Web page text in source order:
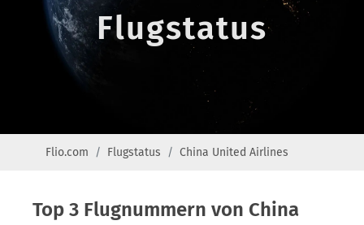
Flugstatus
Flio.com Flugstatus China United Airlines
Top 3 Flugnummern von China